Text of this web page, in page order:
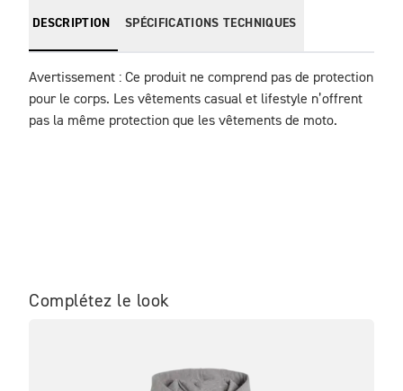
DESCRIPTION SPÉCIFICATIONS TECHNIQUES
Avertissement : Ce produit ne comprend pas de protection
pour le corps. Les vêtements casual et lifestyle n’offrent
pas la même protection que les vêtements de moto.
Complétez le look